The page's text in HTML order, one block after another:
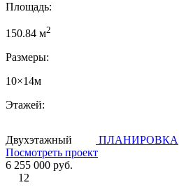
Площадь:
150.84 м2
Размеры:
10×14м
Этажей:
Двухэтажный
ПЛАНИРОВКА
Посмотреть проект
6 255 000 руб.
12